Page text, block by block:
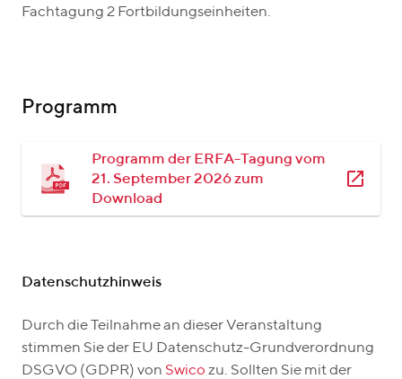
Fachtagung 2 Fortbildungseinheiten.
Programm
Programm der ERFA-Tagung vom
21. September 2026 zum
Download
Datenschutzhinweis
Durch die Teilnahme an dieser Veranstaltung
stimmen Sie der EU Datenschutz-Grundverordnung
DSGVO (GDPR) von Swico zu. Sollten Sie mit der